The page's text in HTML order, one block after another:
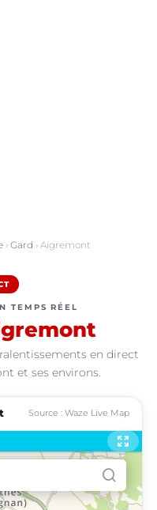
› Gard › Aigremont
TEMPS RÉEL
en direct
et ses environs.
Source : Waze Live Map